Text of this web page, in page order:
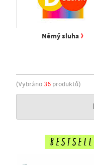
Němý sluha ›
(Vybráno 36 produktů)